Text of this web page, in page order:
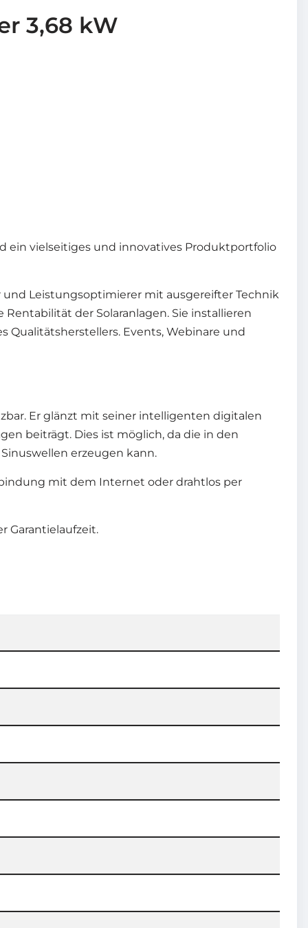
3,68 kW
ein vielseitiges und innovatives Produktportfolio
und Leistungsoptimierer mit ausgereifter Technik
der Solaranlagen. Sie installieren
Events, Webinare und
Er glänzt mit seiner intelligenten digitalen
beiträgt. Dies ist möglich, da die in den
erzeugen kann.
mit dem Internet oder drahtlos per
Garantielaufzeit.